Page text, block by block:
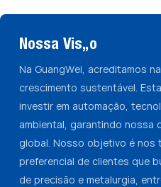
Nossa Visão
Na GuangWei, acreditamos
crescimento sustentável.
investir em automação,
ambiental, garantindo nossa
global. Nosso objetivo é nos
preferencial de clientes que
de precisão e metalurgia,